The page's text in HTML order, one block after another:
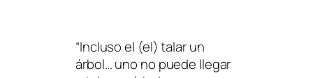
“Incluso el (el) talar un
árbol… uno no puede llegar